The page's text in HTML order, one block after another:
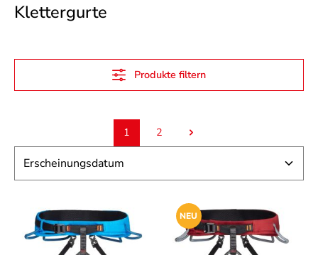
Klettergurte
Produkte filtern
Seite
1 Seite
2
NEU